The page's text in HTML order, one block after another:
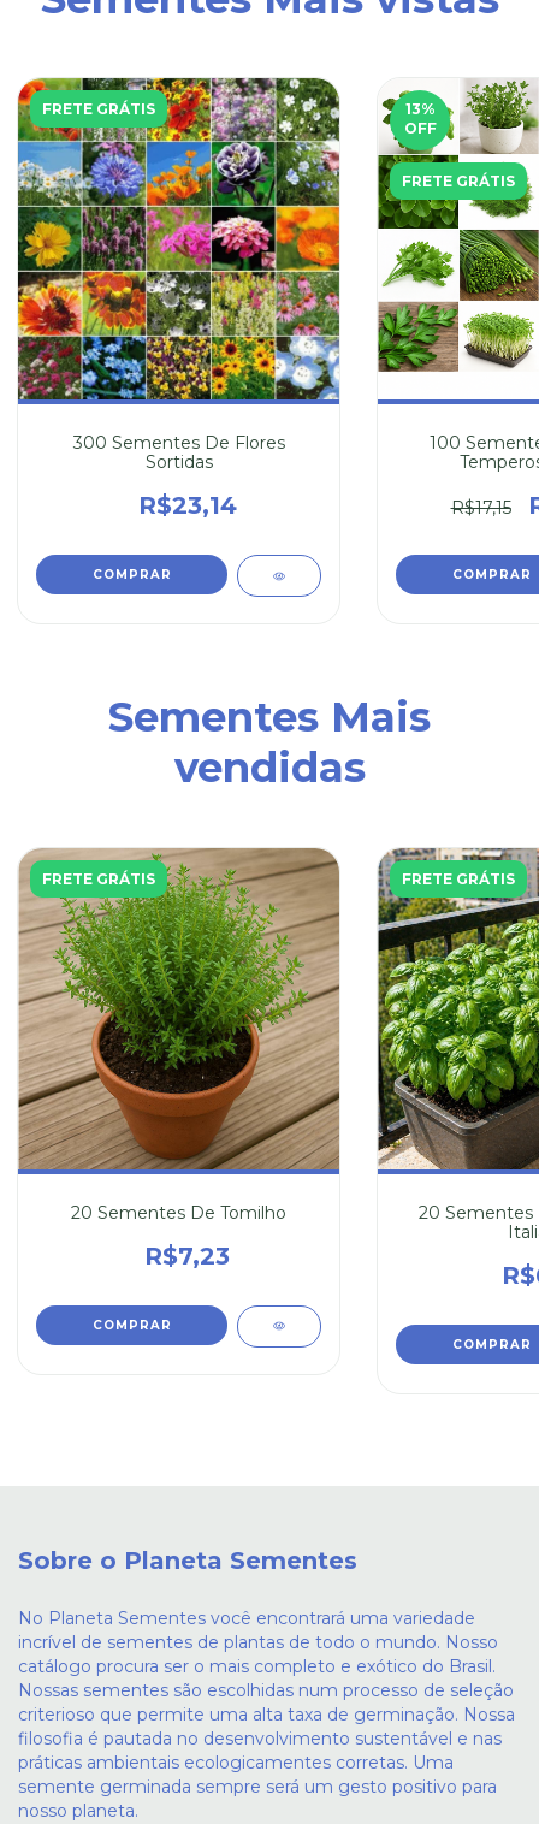
FRETE GRÁTIS
300 Sementes De Flores
Sortidas
R$23,14
13%
OFF
FRETE GRÁTIS
100
R$17,15
Sementes Mais
vendidas
FRETE GRÁTIS
20 Sementes De Tomilho
R$7,23
FRETE GRÁTIS
20 Sementes
Sobre o Planeta Sementes
No Planeta Sementes você encontrará uma variedade
incrível de sementes de plantas de todo o mundo. Nosso
catálogo procura ser o mais completo e exótico do Brasil.
Nossas sementes são escolhidas num processo de seleção
criterioso que permite uma alta taxa de germinação. Nossa
filosofia é pautada no desenvolvimento sustentável e nas
práticas ambientais ecologicamentes corretas. Uma
semente germinada sempre será um gesto positivo para
nosso planeta.